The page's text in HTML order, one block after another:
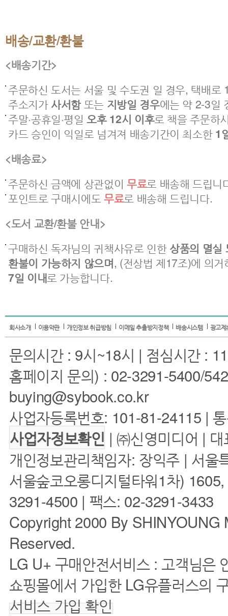
배송/교환/환불
<배송기간>
주문하신 도서는 서울 및 수도권 일 경우, 택배로
주소지가 사서함 또는 지방일 경우에는 약 2-3일
주말·공휴일·평일오후 12시 이후로 책을 주문하
카드 승인이 익일로 넘겨져 배송기간이 최소한 1
<배송료>
주문하신 금액에 상관없이 무료로 배송해 드립니
포인트로 구매시에도무료로 배송해 드립니다.
<도서 교환/환불 안내>
구매하신 독자님의 귀책사유로 인한 상품의 멸실
환불이 가능하지 않으며, (전상법 제17조)에 의
7일 이내로 가능합니다.
회사소개 이용약관 개인정보 취급방침 이메일 추출방지정책 배송시스템 광고
문의시간 : 9시~18시 | 점심시간 :
홈페이지 문의) : 02-3291-5400/
buying@sybook.co.kr
사업자등록번호: 101-81-24115 |
사업자정보확인 | ㈜신영미디어 |
개인정보관리책임자: 장익주 | 서
서울숲코오롱디지털타워1차)
3291-4500 | 팩스: 02-3291-3433
Copyright 2000 By
Reserved.
LG U+ 구매안전서비스 : 고객님은
쇼핑몰에서 가입한 LG유플러스의
서비스 가입 확인